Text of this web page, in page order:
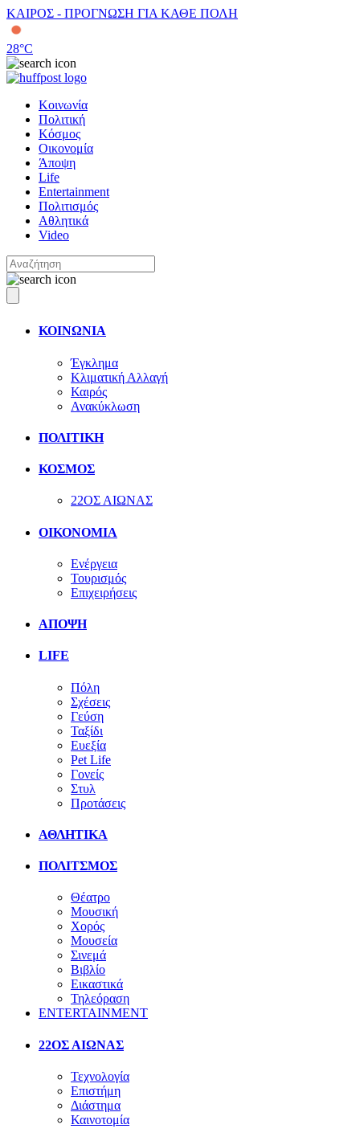
ΚΑΙΡΟΣ - ΠΡΟΓΝΩΣΗ ΓΙΑ ΚΑΘΕ ΠΟΛΗ
28°C
Κοινωνία
Πολιτική
Κόσμος
Οικονομία
Άποψη
Life
Entertainment
Πολιτισμός
Αθλητικά
Video
ΚΟΙΝΩΝΙΑ
Έγκλημα
Κλιματική Αλλαγή
Καιρός
Ανακύκλωση
ΠΟΛΙΤΙΚΗ
ΚΟΣΜΟΣ
22ΟΣ ΑΙΩΝΑΣ
ΟΙΚΟΝΟΜΙΑ
Ενέργεια
Τουρισμός
Επιχειρήσεις
ΑΠΟΨΗ
LIFE
Πόλη
Σχέσεις
Γεύση
Ταξίδι
Ευεξία
Pet Life
Γονείς
Στυλ
Προτάσεις
ΑΘΛΗΤΙΚΑ
ΠΟΛΙΤΣΜΟΣ
Θέατρο
Μουσική
Χορός
Μουσεία
Σινεμά
Βιβλίο
Εικαστικά
Τηλεόραση
ENTERTAINMENT
22ΟΣ ΑΙΩΝΑΣ
Τεχνολογία
Επιστήμη
Διάστημα
Καινοτομία